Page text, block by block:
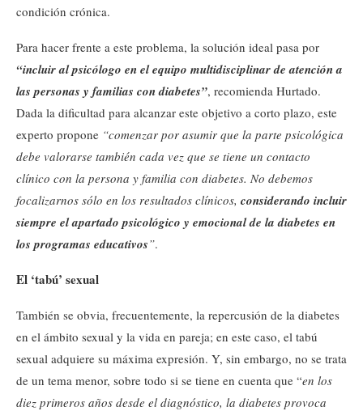
condición crónica.
Para hacer frente a este problema, la solución ideal pasa por
“incluir al psicólogo en el equipo multidisciplinar de atención a
las personas y familias con diabetes”, recomienda Hurtado.
Dada la dificultad para alcanzar este objetivo a corto plazo, este
experto propone “comenzar por asumir que la parte psicológica
debe valorarse también cada vez que se tiene un contacto
clínico con la persona y familia con diabetes. No debemos
focalizarnos sólo en los resultados clínicos, considerando incluir
siempre el apartado psicológico y emocional de la diabetes en
los programas educativos”.
El ‘tabú’ sexual
También se obvia, frecuentemente, la repercusión de la diabetes
en el ámbito sexual y la vida en pareja; en este caso, el tabú
sexual adquiere su máxima expresión. Y, sin embargo, no se trata
de un tema menor, sobre todo si se tiene en cuenta que “en los
diez primeros años desde el diagnóstico, la diabetes provoca